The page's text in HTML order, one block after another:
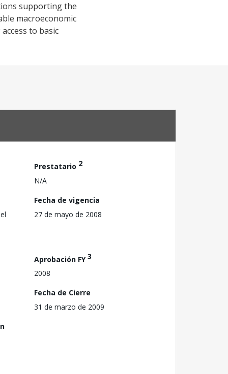
supporting the
macroeconomic
to basic
Prestatario 2
N/A
Fecha de vigencia
27 de mayo de 2008
Aprobación FY3
2008
Fecha de Cierre
31 de marzo de 2009